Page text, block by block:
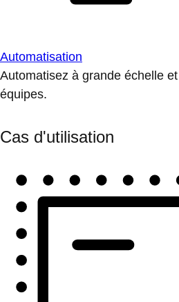
Automatisation
Automatisez à grande échelle
équipes.
Cas d'utilisation